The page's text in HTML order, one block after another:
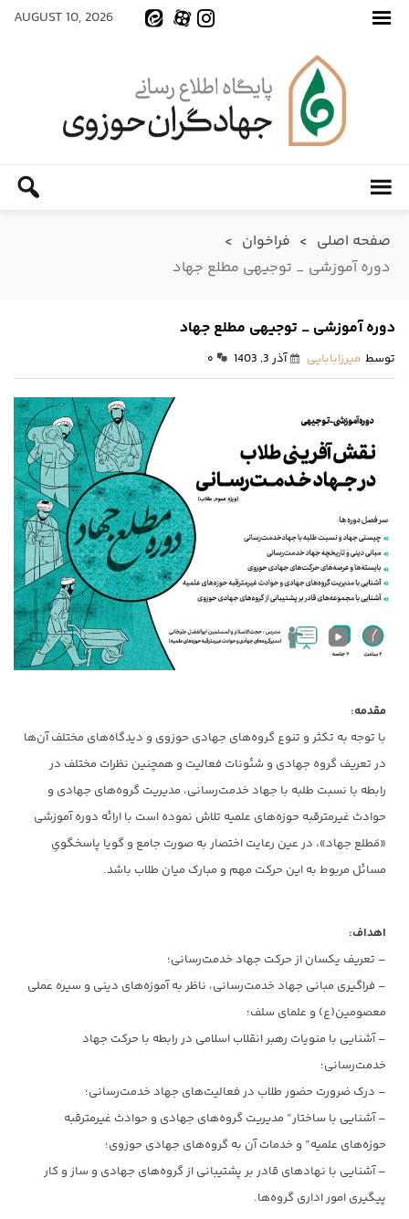
AUGUST 10, 2026
صفحه اصلی > فراخوان >
دوره آموزشی _ توجیهی مطلع جهاد
دوره آموزشی _ توجیهی مطلع جهاد
توسط میرزابابایی آذر 3, 1403 ۰
مقدمه:
با توجه به تکثر و تنوع گروه‌های جهادی حوزوی و دیدگاه‌های مختلف آن‌ها
در تعریف گروه جهادی و شئونات فعالیت و همچنین نظرات مختلف در
رابطه با نسبت طلبه با جهاد خدمت‌رسانی، مدیریت گروه‌های جهادی و
حوادث غیرمترقبه حوزه‌های علمیه تلاش نموده است با ارائه دوره آموزشی
«مَطلع جهاد»، در عین رعایت اختصار به صورت جامع و گویا پاسخگویِ
مسائل مربوط به این حرکت مهم و مبارک میان طلاب ‌باشد.
اهداف:
– تعریف یکسان از حرکت جهاد خدمت‌رسانی؛
– فراگیری مبانی جهاد خدمت‌رسانی، ناظر به آموزه‌های دینی و سیره عملی
معصومین(ع) و علمای سلف؛
– آشنایی با منویات رهبر انقلاب اسلامی در رابطه با حرکت جهاد
خدمت‌رسانی؛
– درک ضرورت حضور طلاب در فعالیت‌های جهاد خدمت‌رسانی؛
– آشنایی با ساختار” مدیریت گروه‌های جهادی و حوادث غیرمترقبه
حوزه‌های علمیه” و خدمات آن به گروه‌های جهادی حوزوی؛
– آشنایی با نهادهای قادر بر پشتیبانی از گروه‌های جهادی و ساز و کار
پیگیری‌ امور اداری گروه‌ها.